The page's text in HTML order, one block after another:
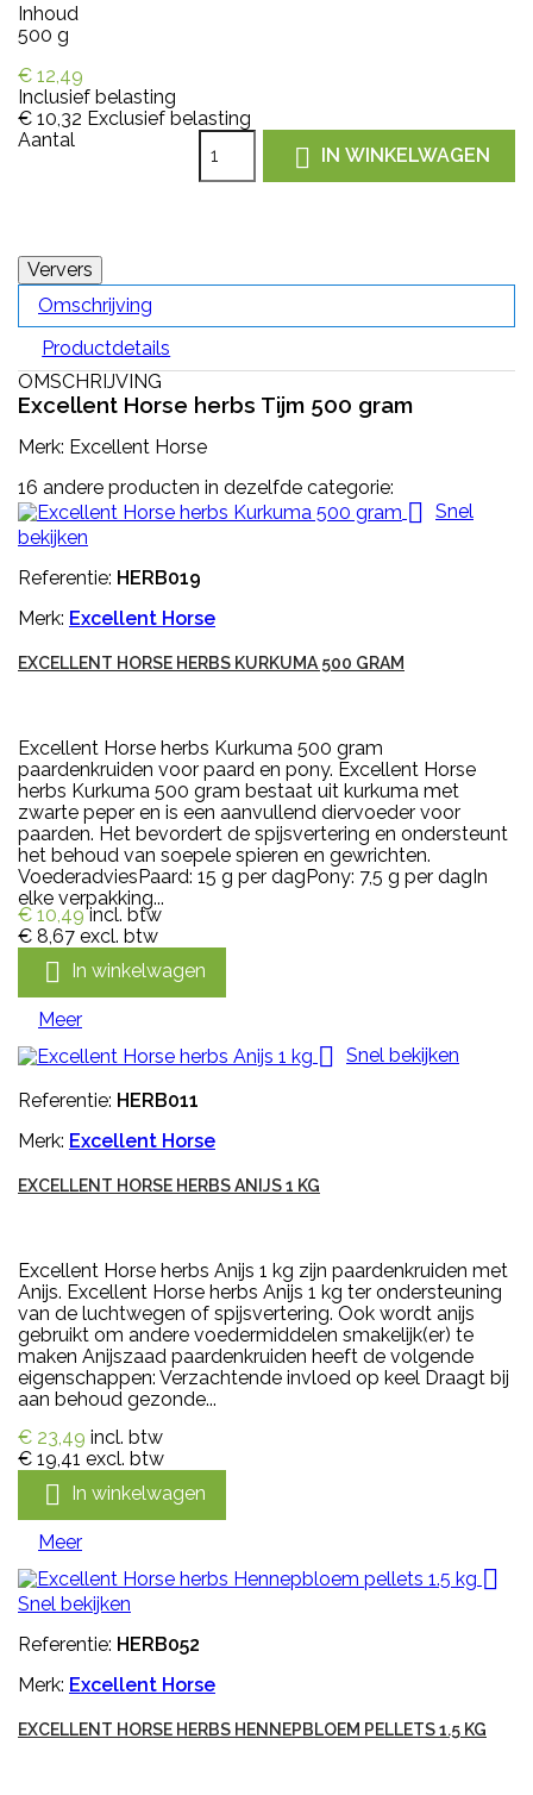
Inhoud
500 g
€ 12,49
Inclusief belasting
€ 10,32 Exclusief belasting
Aantal
 IN WINKELWAGEN
Omschrijving
Productdetails
OMSCHRIJVING
Excellent Horse herbs Tijm 500 gram
Merk: Excellent Horse
16 andere producten in dezelfde categorie:
 Snel
bekijken
Referentie: HERB019
Merk: Excellent Horse
EXCELLENT HORSE HERBS KURKUMA 500 GRAM
Excellent Horse herbs Kurkuma 500 gram
paardenkruiden voor paard en pony. Excellent Horse
herbs Kurkuma 500 gram bestaat uit kurkuma met
zwarte peper en is een aanvullend diervoeder voor
paarden. Het bevordert de spijsvertering en ondersteunt
het behoud van soepele spieren en gewrichten.
VoederadviesPaard: 15 g per dagPony: 7,5 g per dagIn
elke verpakking...
€ 10,49 incl. btw
€ 8,67 excl. btw
 In winkelwagen
Meer
 Snel bekijken
Referentie: HERB011
Merk: Excellent Horse
EXCELLENT HORSE HERBS ANIJS 1 KG
Excellent Horse herbs Anijs 1 kg zijn paardenkruiden met
Anijs. Excellent Horse herbs Anijs 1 kg ter ondersteuning
van de luchtwegen of spijsvertering. Ook wordt anijs
gebruikt om andere voedermiddelen smakelijk(er) te
maken Anijszaad paardenkruiden heeft de volgende
eigenschappen: Verzachtende invloed op keel Draagt bij
aan behoud gezonde...
€ 23,49 incl. btw
€ 19,41 excl. btw
 In winkelwagen
Meer

Snel bekijken
Referentie: HERB052
Merk: Excellent Horse
EXCELLENT HORSE HERBS HENNEPBLOEM PELLETS 1.5 KG